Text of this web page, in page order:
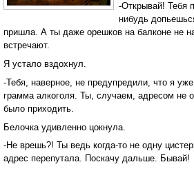
-Открывай! Тебя
нибудь
пришла. А ты даже орешков на балконе не
встречают.
Я устало вздохнул.
-Тебя, наверное, не предупредили, что я
грамма алкоголя. Ты, случаем, адресом не
было приходить.
Белочка удивленно цокнула.
-Не врешь?! Ты ведь когда-то не одну
адрес перепутала. Поскачу дальше. Бывай!